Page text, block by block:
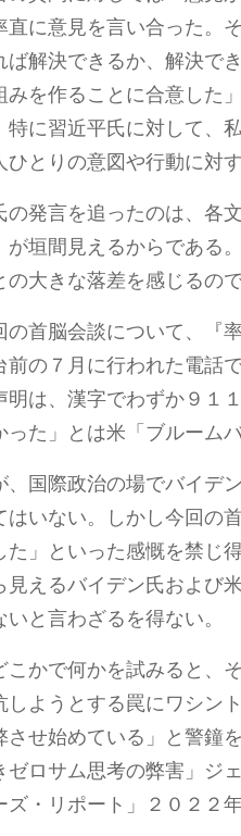
直に意見を言い合った。
ば解決できるか、解決で
みを作ることに合意した
特に習近平氏に対して、
とりの意図や行動に対
の発言を追ったのは、各
が垣間見えるからである
大きな落差を感じるので
の首脳会談について、
前の７月に行われた電話
は、漢字でわずか９１
た」とは米「ブルーム
、国際政治の場でバイデ
はいない。しかし今回の
た」といった感慨を禁じ
見えるバイデン氏および
と言わざるを得ない。
こかで何かを試みると
しようとする罠にワシン
させ始めている」と警鐘
ゼロサム思考の弊害」ジ
・リポート」２０２２年